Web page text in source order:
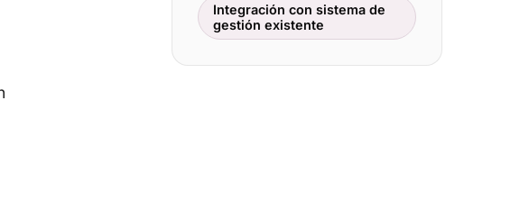
Integración con sistema de
gestión existente